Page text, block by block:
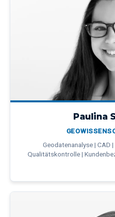
Paulina
Geodatenanalyse | CAD
Qualitätskontrolle |